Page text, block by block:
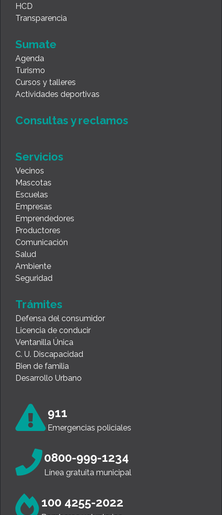
HCD
Transparencia
Sumate
Agenda
Turismo
Cursos y talleres
Actividades deportivas
Consultas y reclamos
Servicios
Vecinos
Mascotas
Escuelas
Empresas
Emprendedores
Productores
Comunicación
Salud
Ambiente
Seguridad
Trámites
Defensa del consumidor
Licencia de conducir
Ventanilla Única
C. U. Discapacidad
Bien de familia
Desarrollo Urbano
911
Emergencias policiales
0800-999-1234
Línea gratuita municipal
100 4255-2022